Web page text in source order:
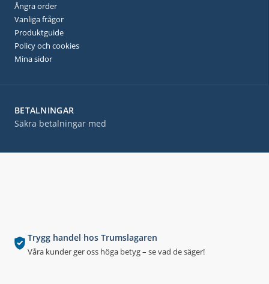
Trygg handel hos Trumslagaren
Våra kunder ger oss höga betyg – se vad de säger!
BETALNINGAR
Säkra betalningar med
Ångra order
Vanliga frågor
Produktguide
Policy och cookies
Mina sidor